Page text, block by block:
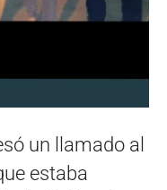
un llamado al
estaba